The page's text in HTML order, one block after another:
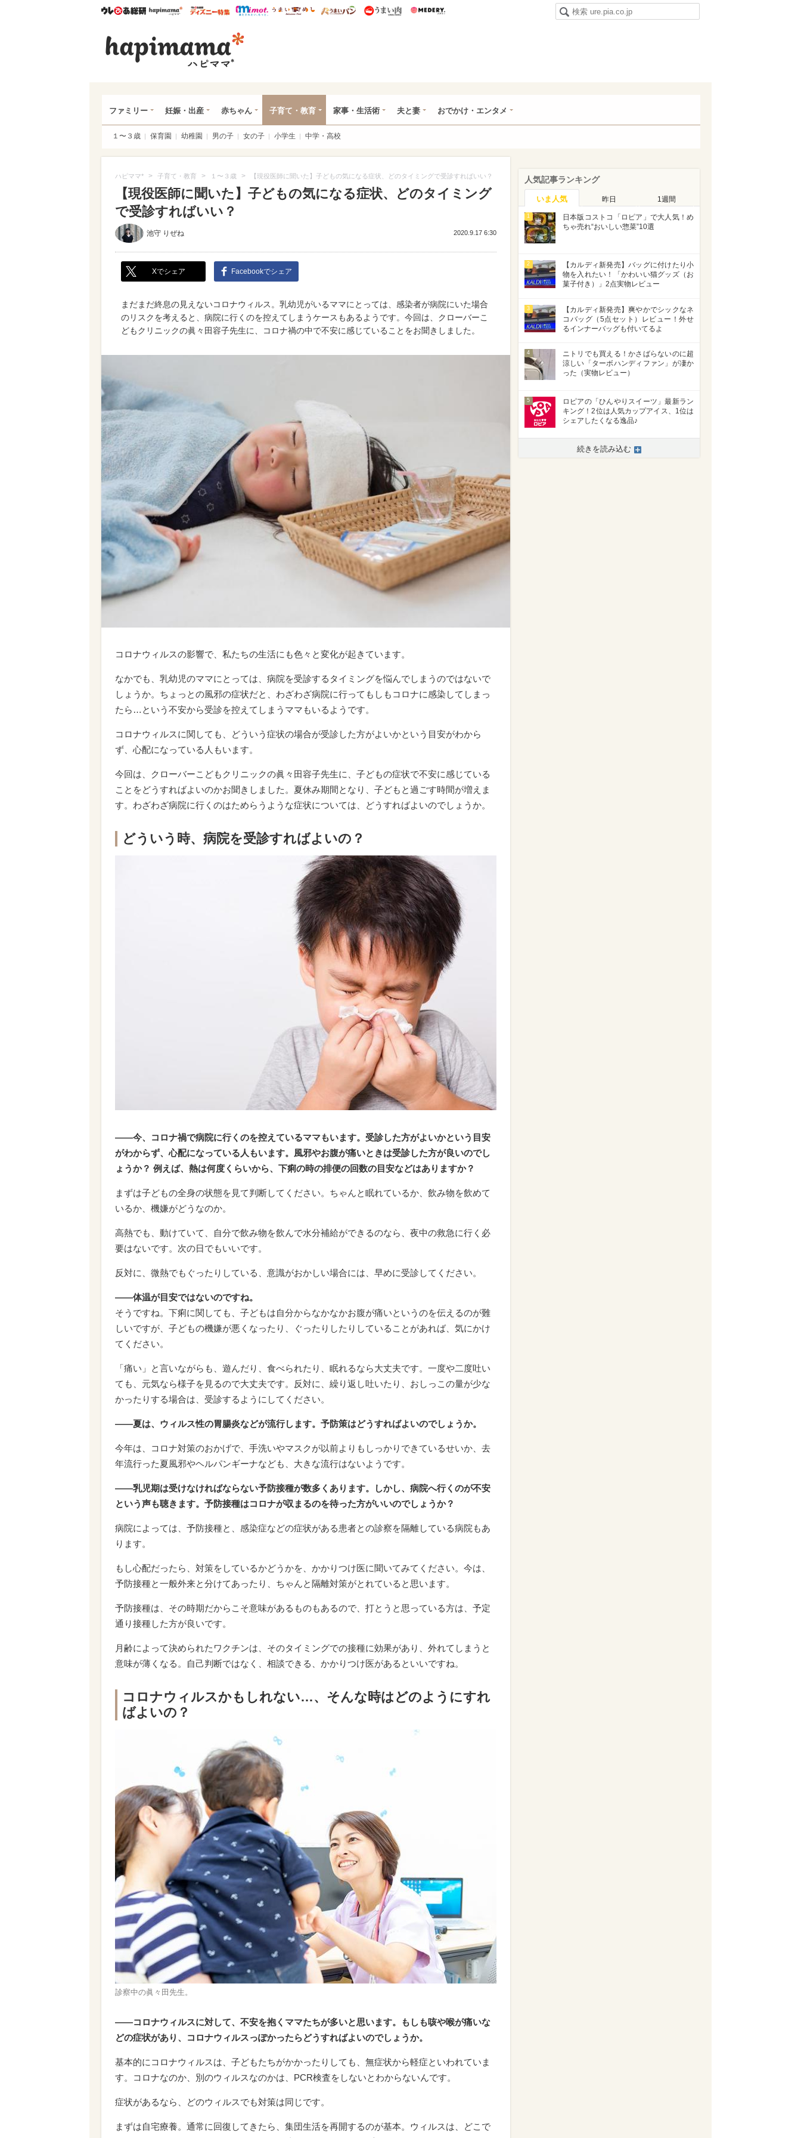
ウレぴあ総研ハピママ* ウレぴあ総研 ディズニー特集
mimot. うまいめし うまいパン うまい肉
ファミリー 妊娠・出産 赤ちゃん 子育て・教育 家事・生活術 夫と妻 おでかけ・エンタメ
１〜３歳 保育園 幼稚園 男の子 女の子 小学生 中学・高校
ハピママ* > 子育て・教育 > １〜３歳 > 【現役医師に聞いた】子どもの気になる症状、どのタイミングで受診すればいい？
【現役医師に聞いた】子どもの気になる症状、どのタイミング
で受診すればいい？
池守 りぜね 2020.9.17 6:30
Xでシェア Facebookでシェア
まだまだ終息の見えないコロナウィルス。乳幼児がいるママにとっては、感染者が病院にいた場合
のリスクを考えると、病院に行くのを控えてしまうケースもあるようです。今回は、クローバーこ
どもクリニックの眞々田容子先生に、コロナ禍の中で不安に感じていることをお聞きしました。
コロナウィルスの影響で、私たちの生活にも色々と変化が起きています。
なかでも、乳幼児のママにとっては、病院を受診するタイミングを悩んでしまうのではないで
しょうか。ちょっとの風邪の症状だと、わざわざ病院に行ってもしもコロナに感染してしまっ
たら…という不安から受診を控えてしまうママもいるようです。
コロナウィルスに関しても、どういう症状の場合が受診した方がよいかという目安がわから
ず、心配になっている人もいます。
今回は、クローバーこどもクリニックの眞々田容子先生に、子どもの症状で不安に感じている
ことをどうすればよいのかお聞きしました。夏休み期間となり、子どもと過ごす時間が増えま
す。わざわざ病院に行くのはためらうような症状については、どうすればよいのでしょうか。
どういう時、病院を受診すればよいの？
――今、コロナ禍で病院に行くのを控えているママもいます。受診した方がよいかという目安
がわからず、心配になっている人もいます。風邪やお腹が痛いときは受診した方が良いのでし
ょうか？ 例えば、熱は何度くらいから、下痢の時の排便の回数の目安などはありますか？
まずは子どもの全身の状態を見て判断してください。ちゃんと眠れているか、飲み物を飲めて
いるか、機嫌がどうなのか。
高熱でも、動けていて、自分で飲み物を飲んで水分補給ができるのなら、夜中の救急に行く必
要はないです。次の日でもいいです。
反対に、微熱でもぐったりしている、意識がおかしい場合には、早めに受診してください。
――体温が目安ではないのですね。
そうですね。下痢に関しても、子どもは自分からなかなかお腹が痛いというのを伝えるのが難
しいですが、子どもの機嫌が悪くなったり、ぐったりしたりしていることがあれば、気にかけ
てください。
「痛い」と言いながらも、遊んだり、食べられたり、眠れるなら大丈夫です。一度や二度吐い
ても、元気なら様子を見るので大丈夫です。反対に、繰り返し吐いたり、おしっこの量が少な
かったりする場合は、受診するようにしてください。
――夏は、ウィルス性の胃腸炎などが流行します。予防策はどうすればよいのでしょうか。
今年は、コロナ対策のおかげで、手洗いやマスクが以前よりもしっかりできているせいか、去
年流行った夏風邪やヘルパンギーナなども、大きな流行はないようです。
――乳児期は受けなければならない予防接種が数多くあります。しかし、病院へ行くのが不安
という声も聴きます。予防接種はコロナが収まるのを待った方がいいのでしょうか？
病院によっては、予防接種と、感染症などの症状がある患者との診察を隔離している病院もあ
ります。
もし心配だったら、対策をしているかどうかを、かかりつけ医に聞いてみてください。今は、
予防接種と一般外来と分けてあったり、ちゃんと隔離対策がとれていると思います。
予防接種は、その時期だからこそ意味があるものもあるので、打とうと思っている方は、予定
通り接種した方が良いです。
月齢によって決められたワクチンは、そのタイミングでの接種に効果があり、外れてしまうと
意味が薄くなる。自己判断ではなく、相談できる、かかりつけ医があるといいですね。
コロナウィルスかもしれない…、そんな時はどのようにすれ
ばよいの？
診察中の眞々田先生。
――コロナウィルスに対して、不安を抱くママたちが多いと思います。もしも咳や喉が痛いな
どの症状があり、コロナウィルスっぽかったらどうすればよいのでしょうか。
基本的にコロナウィルスは、子どもたちがかかったりしても、無症状から軽症といわれていま
す。コロナなのか、別のウィルスなのかは、PCR検査をしないとわからないんです。
症状があるなら、どのウィルスでも対策は同じです。
まずは自宅療養。通常に回復してきたら、集団生活を再開するのが基本。ウィルスは、どこで
人気記事ランキング
いま人気 昨日 1週間
1
日本版コストコ「ロピア」で大人気！め
ちゃ売れ“おいしい惣菜”10選
2
【カルディ新発売】バッグに付けたり小
物を入れたい！「かわいい猫グッズ（お
菓子付き）」2点実物レビュー
3
【カルディ新発売】爽やかでシックなネ
コバッグ（5点セット）レビュー！外せ
るインナーバッグも付いてるよ
4
ニトリでも買える！かさばらないのに超
涼しい「ターボハンディファン」が凄か
った（実物レビュー）
5
ロピアの「ひんやりスイーツ」最新ラン
キング！2位は人気カップアイス、1位は
シェアしたくなる逸品♪
続きを読み込む